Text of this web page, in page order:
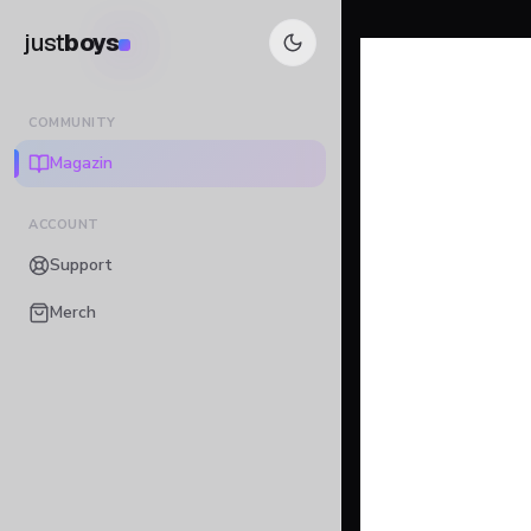
justboys
COMMUNITY
Magazin
ACCOUNT
Support
Merch